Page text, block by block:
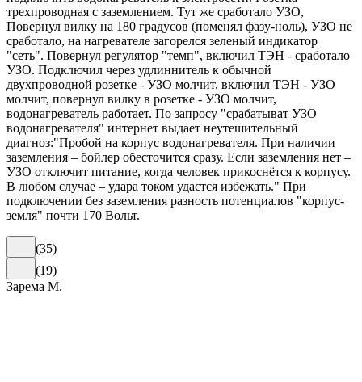
трехпроводная с заземлением. Тут же сработало УЗО,
Повернул вилку на 180 градусов (поменял фазу-ноль), УЗО не
сработало, на нагревателе загорелся зеленый индикатор
"сеть". Повернул регулятор "темп", включил ТЭН - сработало
УЗО. Подключил через удлиннитель к обычной
двухпроводной розетке - УЗО молчит, включил ТЭН - УЗО
молчит, повернул вилку в розетке - УЗО молчит,
водонагреватель работает. По запросу "срабатыват УЗО
водонагревателя" интернет выдает неутешительный
диагноз:"Пробой на корпус водонагревателя. При наличии
заземления – бойлер обесточится сразу. Если заземления нет –
УЗО отключит питание, когда человек прикоснётся к корпусу.
В любом случае – удара током удастся избежать." При
подключении без заземления разность потенциалов "корпус-
земля" почти 170 Вольт.
(35)
(19)
Зарема М.